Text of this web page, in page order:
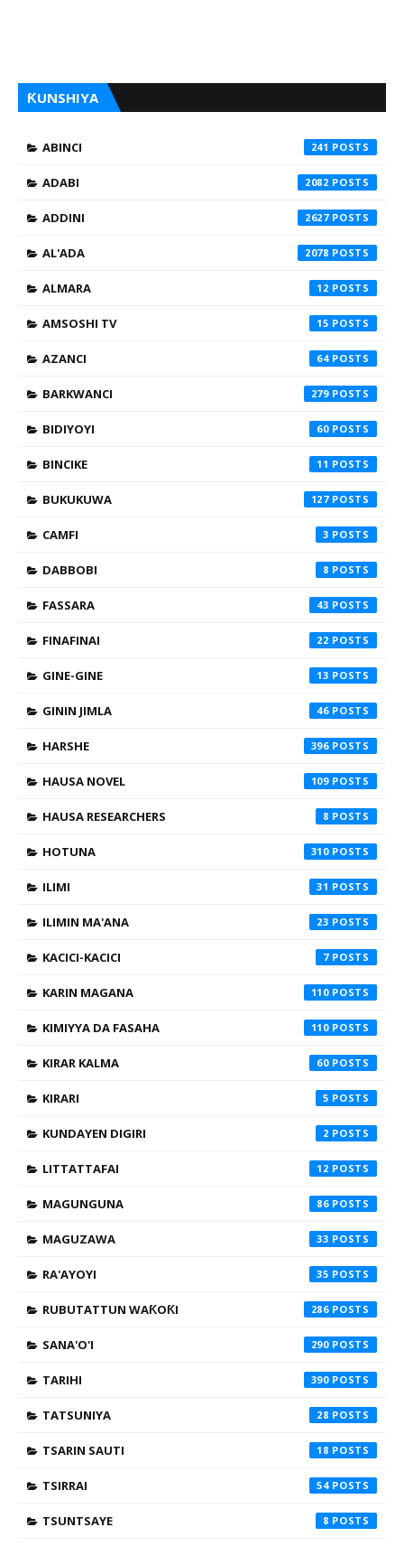
ƘUNSHIYA
ABINCI 241
ADABI 2082
ADDINI 2627
AL'ADA 2078
ALMARA 12
AMSOSHI TV 15
AZANCI 64
BARKWANCI 279
BIDIYOYI 60
BINCIKE 11
BUKUKUWA 127
CAMFI 3
DABBOBI 8
FASSARA 43
FINAFINAI 22
GINE-GINE 13
GININ JIMLA 46
HARSHE 396
HAUSA NOVEL 109
HAUSA RESEARCHERS 8
HOTUNA 310
ILIMI 31
ILIMIN MA'ANA 23
KACICI-KACICI 7
KARIN MAGANA 110
KIMIYYA DA FASAHA 110
KIRAR KALMA 60
KIRARI 5
KUNDAYEN DIGIRI 2
LITTATTAFAI 12
MAGUNGUNA 86
MAGUZAWA 33
RA'AYOYI 35
RUBUTATTUN WAƘOƘI 286
SANA'O'I 290
TARIHI 390
TATSUNIYA 28
TSARIN SAUTI 18
TSIRRAI 54
TSUNTSAYE 8